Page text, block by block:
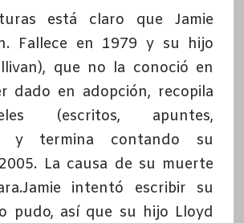
está claro que Jamie
Fallece en 1979 y su hijo
que no la conoció en
dado en adopción, recopila
(escritos, apuntes,
y termina contando su
La causa de su muerte
intentó escribir su
pudo, así que su hijo Lloyd